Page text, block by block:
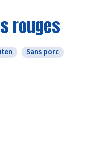
rouges
Sans porc